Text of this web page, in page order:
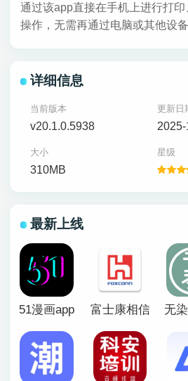
通过该app直接在手机上进行打
操作，无需再通过电脑或其他设备
详细信息
当前版本
v20.1.0.5938
更新日
大小
310MB
星级
最新上线
51漫画app 富士康相信app官
无